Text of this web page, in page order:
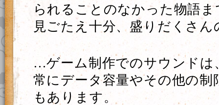
られることのなかった物語ま
見ごたえ十分、盛りだくさん
…ゲーム制作でのサウンドは
常にデータ容量やその他の制
もあります。